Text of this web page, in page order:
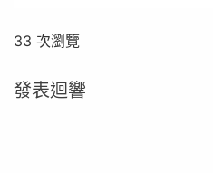
33 次瀏覽
發表迴響